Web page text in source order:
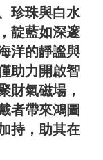
珍珠與白水
靛藍如深邃
洋的靜謐與
助力開啟智
財氣磁場，
者帶來鴻圖
持，助其在